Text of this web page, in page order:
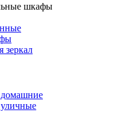
шкафы
зеркал